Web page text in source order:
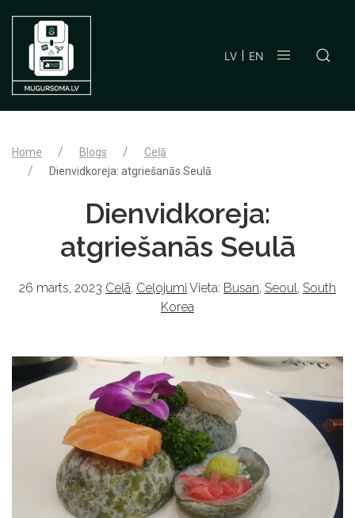
LV EN
Home Blogs
Ceļā
Dienvidkoreja: atgriešanās Seulā
Dienvidkoreja:
atgriešanās Seulā
26 marts, 2023 Ceļā, Ceļojumi Vieta: Busan, Seoul, South
Korea